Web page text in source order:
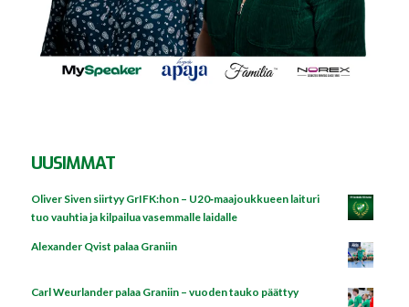
UUSIMMAT
Oliver Siven siirtyy GrIFK:hon – U20‑maajoukkueen laituri
tuo vauhtia ja kilpailua vasemmalle laidalle
Alexander Qvist palaa Graniin
Carl Weurlander palaa Graniin – vuoden tauko päättyy